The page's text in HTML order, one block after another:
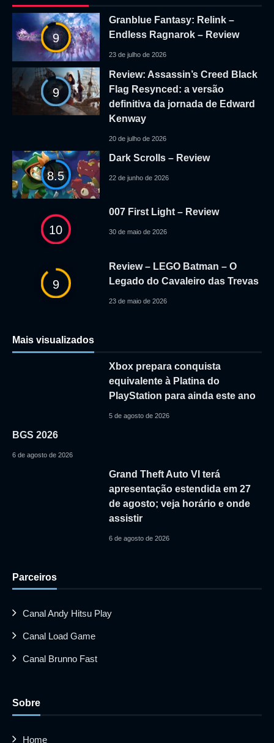
9
Granblue Fantasy: Relink –
Endless Ragnarok – Review
23 de julho de 2026
9
Review: Assassin’s Creed Black
Flag Resynced: a versão
definitiva da jornada de Edward
Kenway
20 de julho de 2026
8.5
Dark Scrolls – Review
22 de junho de 2026
10
007 First Light – Review
30 de maio de 2026
9
Review – LEGO Batman – O
Legado do Cavaleiro das Trevas
23 de maio de 2026
Mais visualizados
Xbox prepara conquista
equivalente à Platina do
PlayStation para ainda este ano
5 de agosto de 2026
BGS 2026
6 de agosto de 2026
Grand Theft Auto VI terá
apresentação estendida em 27
de agosto; veja horário e onde
assistir
6 de agosto de 2026
Parceiros
Canal Andy Hitsu Play
Canal Load Game
Canal Brunno Fast
Sobre
Home